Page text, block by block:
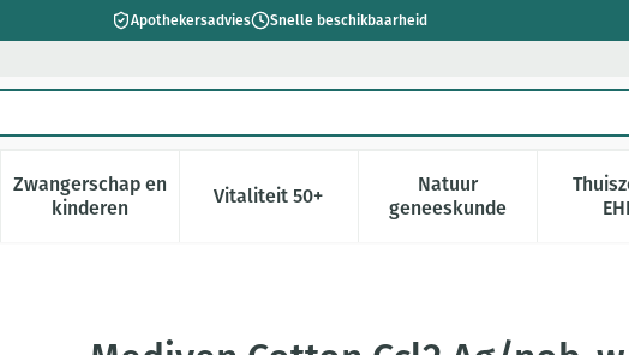
Apothekersadvies Snelle beschikbaarheid
verzorging en hygiëne categorie
voor Dieet, voeding en vitamines categorie
Zwangerschap en
kinderenToon submenu voor Zwangerschap en kinderen categorie
Vitaliteit 50+Toon submenu voor Vitaliteit 50+
Natuur
geneeskundeToon submenu voor